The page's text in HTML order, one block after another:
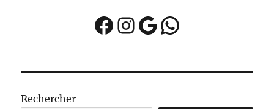
Facebook
Instagram
Google
WhatsApp
Rechercher